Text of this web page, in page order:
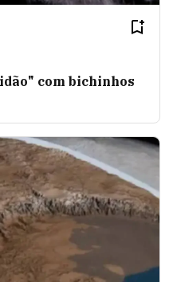
com bichinhos